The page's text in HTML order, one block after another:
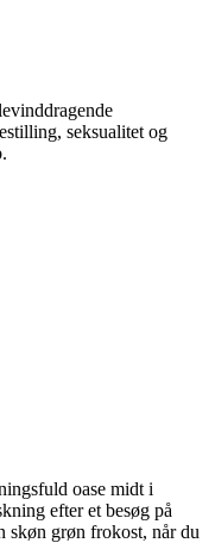
seksualitet og
oase midt i
efter et besøg på
skøn grøn frokost, når du